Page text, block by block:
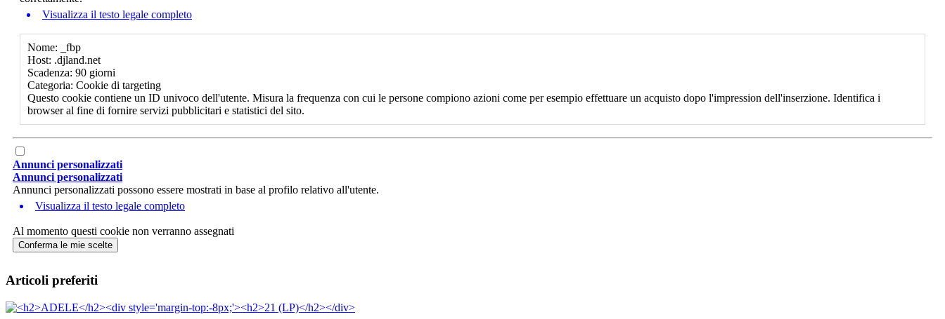
Visualizza il testo legale completo
Nome: _fbp
Host: .djland.net
Scadenza: 90 giorni
Categoria: Cookie di targeting
Questo cookie contiene un ID univoco dell'utente. Misura la frequenza con cui le persone compiono azioni come per esempio effettuare un acquisto dopo l'impression dell'inserzione. Identifica i
browser al fine di fornire servizi pubblicitari e statistici del sito.
Annunci personalizzati
Annunci personalizzati
Annunci personalizzati possono essere mostrati in base al profilo relativo all'utente.
Visualizza il testo legale completo
Al momento questi cookie non verranno assegnati
Conferma le mie scelte
Articoli preferiti